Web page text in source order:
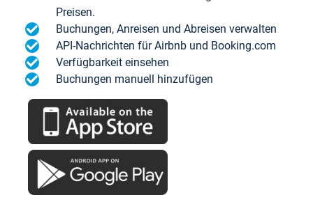
Preisen.
Buchungen, Anreisen und Abreisen verwalten
API-Nachrichten für Airbnb und Booking.com
Verfügbarkeit einsehen
Buchungen manuell hinzufügen